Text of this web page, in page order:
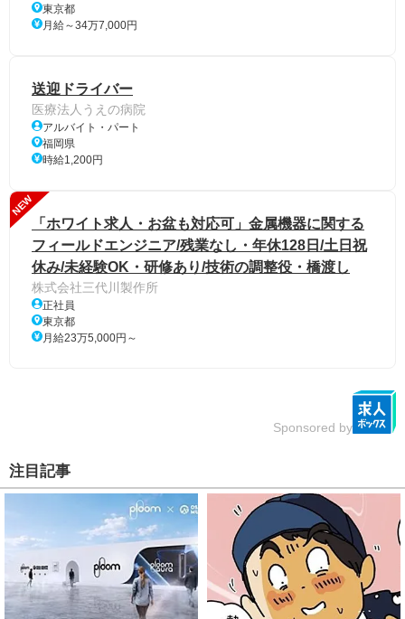
東京都
月給～34万7,000円
送迎ドライバー
医療法人うえの病院
アルバイト・パート
福岡県
時給1,200円
NEW
「ホワイト求人・お盆も対応可」金属機器に関する
フィールドエンジニア/残業なし・年休128日/土日祝
休み/未経験OK・研修あり/技術の調整役・橋渡し
株式会社三代川製作所
正社員
東京都
月給23万5,000円～
Sponsored by
注目記事